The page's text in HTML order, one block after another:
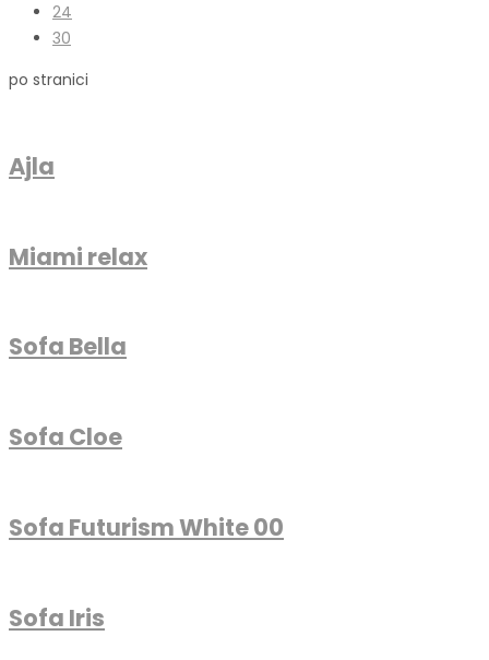
24
30
po stranici
Ajla
Miami relax
Sofa Bella
Sofa Cloe
Sofa Futurism White 00
Sofa Iris